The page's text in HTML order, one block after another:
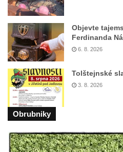
Vojkovic
Hrob rodiny Kratochvílovy na
Hostíně u Vojkovic
Hrob rodiny Schusterovy na
Hostíně u Vojkovic
Hrob rodiny Seidlových z
hřbitově v Lužci nad Vltavou
Hrob rodiny Tichých a
Hrob rodiny Grosmanovy na
Objevte
Ferdinanda
6. 8. 2026
Tolštejnské
3. 8. 2026
Obrubniky